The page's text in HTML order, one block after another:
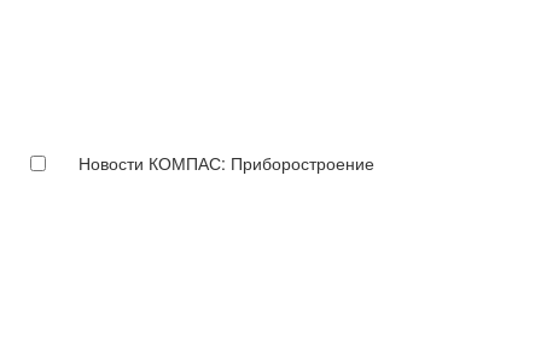
Новости КОМПАС: Приборостроение